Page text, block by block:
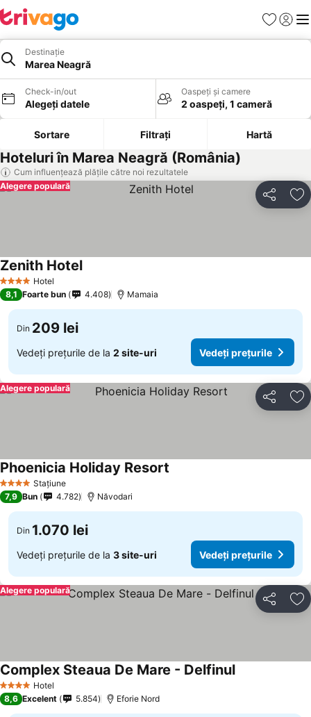
Favorite
Destinație
Marea Neagră
Check-in/out
Alegeți datele
Oaspeți și camere
2 oaspeți, 1 cameră
Sortare Filtrați Hartă
Hoteluri în Marea Neagră (România)
Cum influențează plățile către noi rezultatele
Distribuiți
Alegere populară
4 Stele Hotel
Zenith Hotel
8,1 Foarte bun 4.408 Mamaia
Din 209 lei
Vedeți prețurile de la 2 site-uri Vedeți prețurile
Distribuiți
Alegere populară
4 Stele Stațiune
Phoenicia Holiday Resort
7,9 Bun 4.782 Năvodari
Din 1.070 lei
Vedeți prețurile de la 3 site-uri Vedeți prețurile
Distribuiți
Alegere populară
4 Stele Hotel
Complex Steaua De Mare - Delfinul
8,6 Excelent 5.854 Eforie Nord